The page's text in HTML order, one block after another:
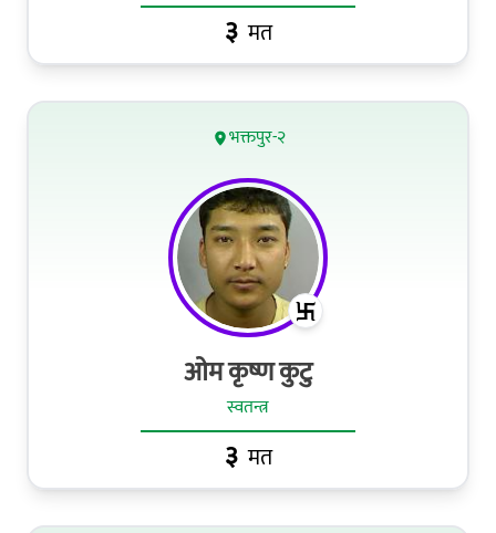
३ मत
भक्तपुर-२
ओम कृष्ण कुटु
स्वतन्त्र
३ मत